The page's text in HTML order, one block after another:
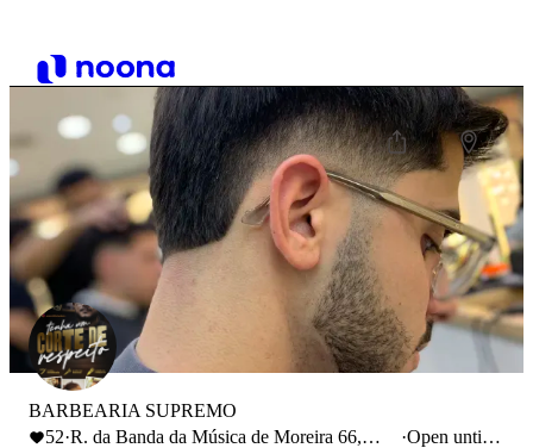
BARBEARIA SUPREMO
52·R. da Banda da Música de Moreira 66,
·Open until